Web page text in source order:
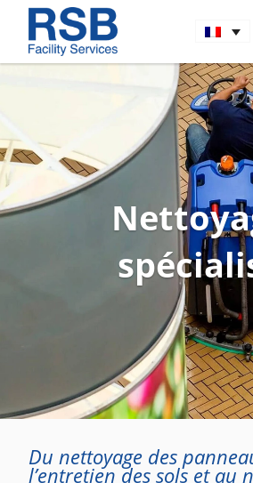
Du nettoyage des
l’entretien des sols et au